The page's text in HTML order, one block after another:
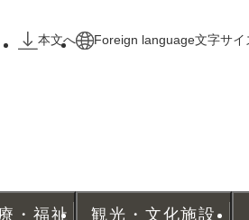
本文へ
Foreign language文字サイ
・福祉 観光・文化施設